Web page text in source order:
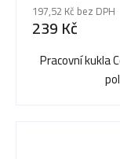
197,52 Kč bez DPH
239 Kč
Pracovní kukla